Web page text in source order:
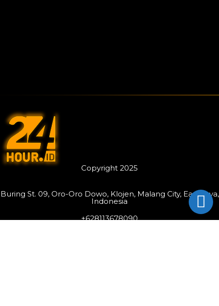
Copyright 2025
Buring St. 09, Oro-Oro Dowo, Klojen, Malang City, East Java,
Indonesia
+628113678090